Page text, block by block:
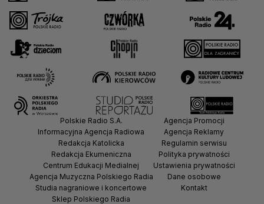
Polskie Radio S.A.
Informacyjna Agencja Radiowa
Redakcja Katolicka
Redakcja Ekumeniczna
Centrum Edukacji Medialnej
Agencja Muzyczna Polskiego Radia
Studia nagraniowe i koncertowe
Sklep Polskiego Radia
Agencja Promocji
Agencja Reklamy
Regulamin serwisu
Polityka prywatności
Ustawienia prywatności
Dane osobowe
Kontakt